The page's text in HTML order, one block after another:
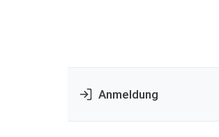
Anmeldung